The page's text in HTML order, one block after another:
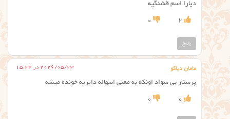
دیارا اسم قشنگیه
2
0
پاسخ
مامان دیاکو 2026/05/23 در 15:24
پرستار بی سواد اونکه به معنی اسهاله دایریه خونده میشه
0
0